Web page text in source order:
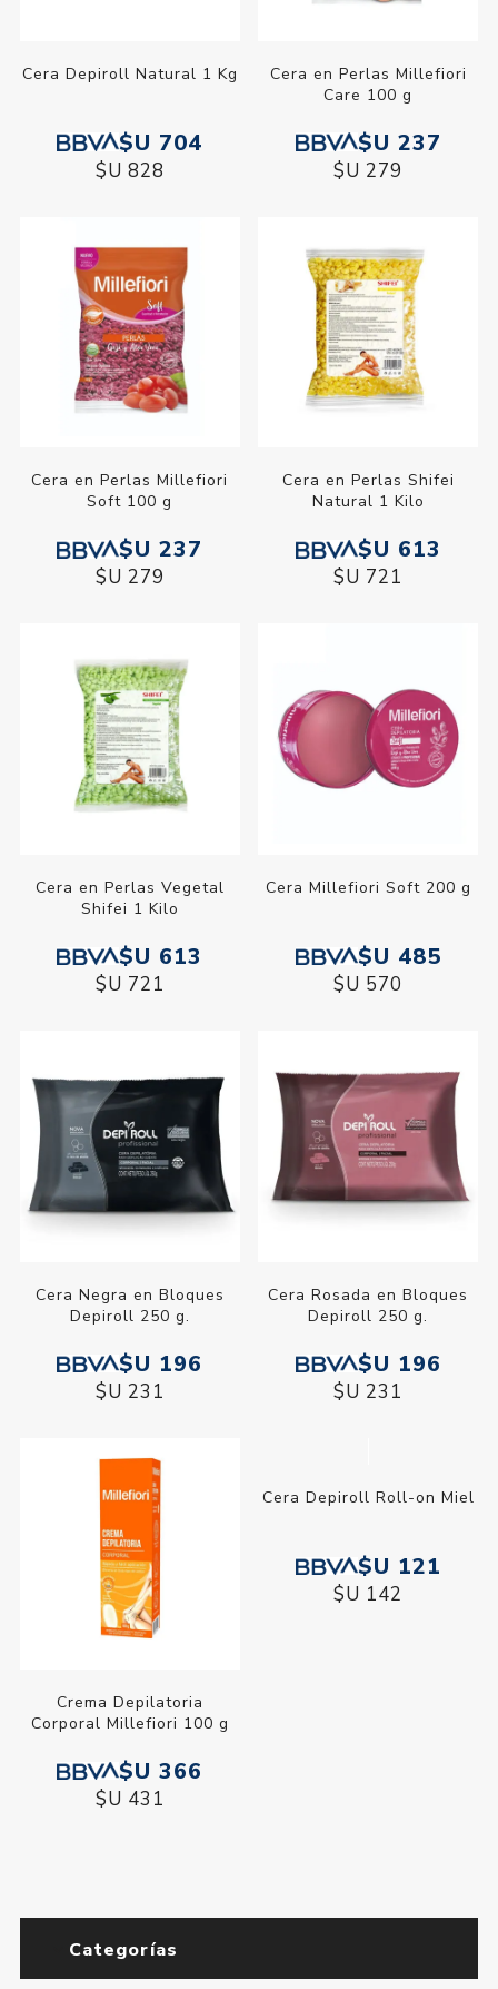
Cera Depiroll Natural 1 Kg
$U 704
$U 828
Cera en Perlas Millefiori
Care 100 g
$U 237
$U 279
Cera en Perlas Millefiori
Soft 100 g
$U 237
$U 279
Cera en Perlas Shifei
Natural 1 Kilo
$U 613
$U 721
Cera en Perlas Vegetal
Shifei 1 Kilo
$U 613
$U 721
Cera Millefiori Soft 200 g
$U 485
$U 570
Cera Negra en Bloques
Depiroll 250 g.
$U 196
$U 231
Cera Rosada en Bloques
Depiroll 250 g.
$U 196
$U 231
Crema Depilatoria
Corporal Millefiori 100 g
$U 366
$U 431
Cera Depiroll Roll-on Miel
$U 121
$U 142
Categorías